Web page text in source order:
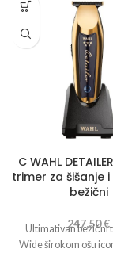
C WAHL
trimer za šišanje
bežični
247,50€
Ultimativan bežični
Wide širokom